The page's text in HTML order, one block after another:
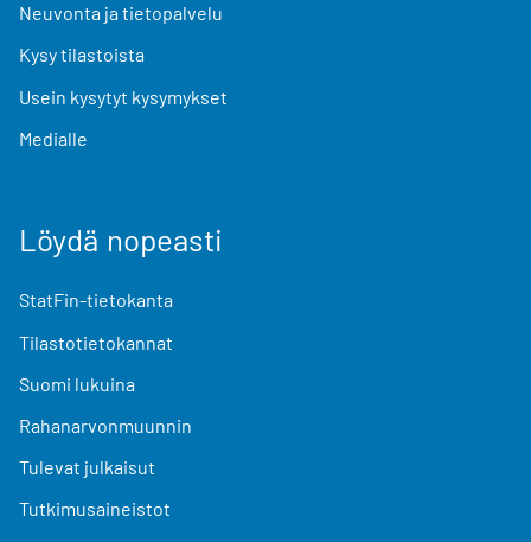
Neuvonta ja tietopalvelu
Kysy tilastoista
Usein kysytyt kysymykset
Medialle
Löydä nopeasti
StatFin-tietokanta
Tilastotietokannat
Suomi lukuina
Rahanarvonmuunnin
Tulevat julkaisut
Tutkimusaineistot